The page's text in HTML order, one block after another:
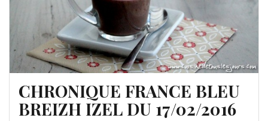
CHRONIQUE FRANCE BLEU
BREIZH IZEL DU 17/02/2016